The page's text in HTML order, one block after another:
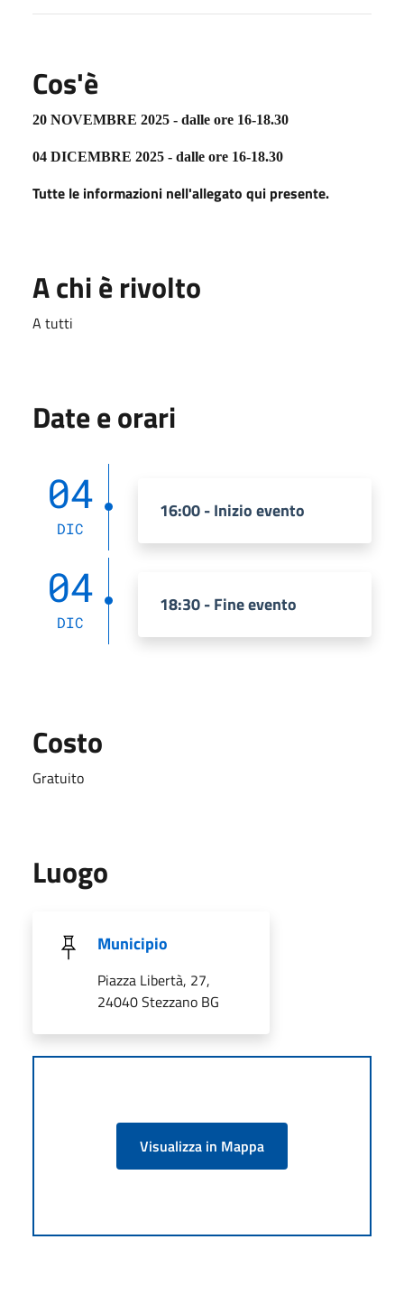
Cos'è
20 NOVEMBRE 2025 - dalle ore 16-18.30
04 DICEMBRE 2025 - dalle ore 16-18.30
Tutte le informazioni nell'allegato qui presente.
A chi è rivolto
A tutti
Date e orari
04
DIC
16:00 - Inizio evento
04
DIC
18:30 - Fine evento
Costo
Gratuito
Luogo
Municipio
Piazza Libertà, 27,
24040 Stezzano BG
Visualizza in Mappa